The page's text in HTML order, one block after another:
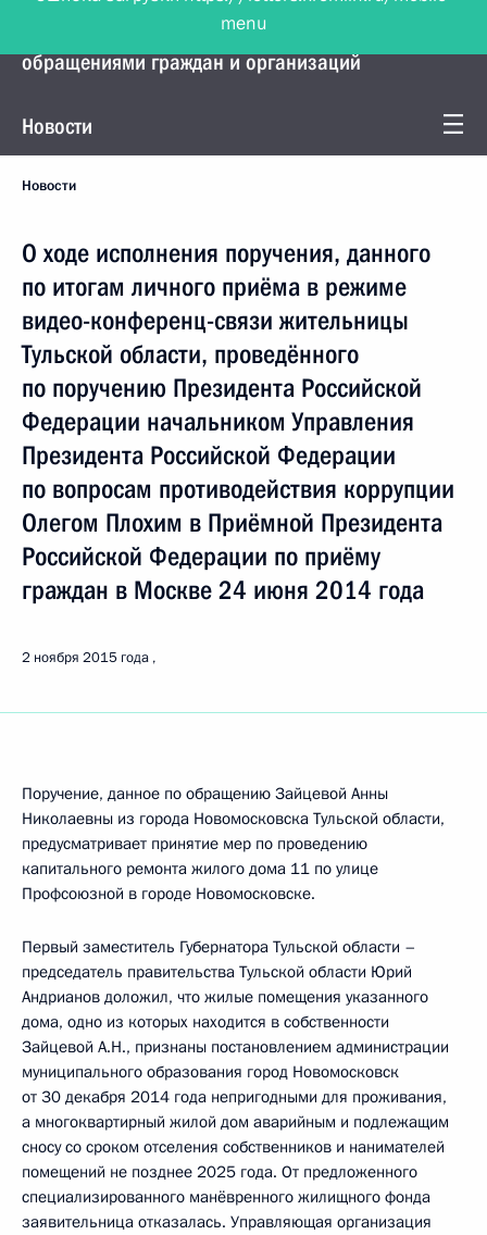
Управление Президента по работе с
обращениями граждан и организаций
Новости
Новости
О ходе исполнения поручения, данного
по итогам личного приёма в режиме
видео-конференц-связи жительницы
Тульской области, проведённого
по поручению Президента Российской
Федерации начальником Управления
Президента Российской Федерации
по вопросам противодействия коррупции
Олегом Плохим в Приёмной Президента
Российской Федерации по приёму
граждан в Москве 24 июня 2014 года
2 ноября 2015 года
Поручение, данное по обращению Зайцевой Анны
Николаевны из города Новомосковска Тульской области,
предусматривает принятие мер по проведению
капитального ремонта жилого дома 11 по улице
Профсоюзной в городе Новомосковске.
Первый заместитель Губернатора Тульской области –
председатель правительства Тульской области Юрий
Андрианов доложил, что жилые помещения указанного
дома, одно из которых находится в собственности
Зайцевой А.Н., признаны постановлением администрации
муниципального образования город Новомосковск
от 30 декабря 2014 года непригодными для проживания,
а многоквартирный жилой дом аварийным и подлежащим
сносу со сроком отселения собственников и нанимателей
помещений не позднее 2025 года. От предложенного
специализированного манёвренного жилищного фонда
заявительница отказалась. Управляющая организация
menu